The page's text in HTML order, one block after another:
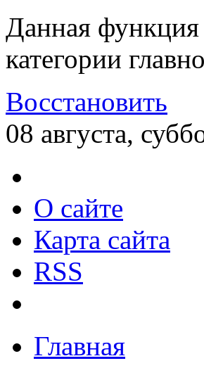
Данная функция
категории
Восстановить
08 августа,
О сайте
Карта сайта
RSS
Главная